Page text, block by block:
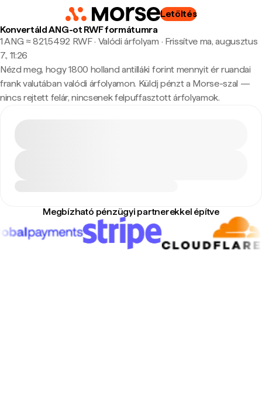
Letöltés
Konvertáld ANG-ot RWF formátumra
1 ANG ≈ 821,5492 RWF · Valódi árfolyam · Frissítve ma, augusztus
7., 11:26
Nézd meg, hogy 1800 holland antilláki forint mennyit ér ruandai
frank valutában valódi árfolyamon. Küldj pénzt a Morse-szal —
nincs rejtett felár, nincsenek felpuffasztott árfolyamok.
Megbízható pénzügyi partnerekkel építve